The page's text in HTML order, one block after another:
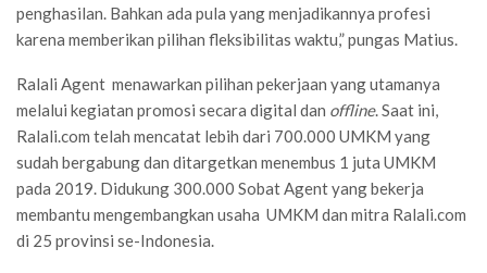
penghasilan. Bahkan ada pula yang menjadikannya profesi
karena memberikan pilihan fleksibilitas waktu,” pungas Matius.
Ralali Agent menawarkan pilihan pekerjaan yang utamanya
melalui kegiatan promosi secara digital dan offline. Saat ini,
Ralali.com telah mencatat lebih dari 700.000 UMKM yang
sudah bergabung dan ditargetkan menembus 1 juta UMKM
pada 2019. Didukung 300.000 Sobat Agent yang bekerja
membantu mengembangkan usaha UMKM dan mitra Ralali.com
di 25 provinsi se-Indonesia.